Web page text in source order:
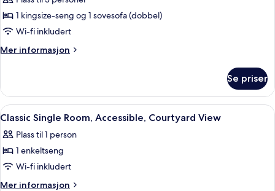
–
premium,
sjøutsikt
1 kingsize-seng og 1 sovesofa (dobbel)
Wi-fi inkludert
Mer informasjon
Mer
–
premium,
spabadekar,
Se priser
Åpne
alle
bildene
av
Classic
Single
Minibar, safe på rommet, skrivebord
7
Classic Single Room, Accessible, Courtyard View
Plass til 1 person
1 enkeltseng
Wi-fi inkludert
Mer informasjon
Mer